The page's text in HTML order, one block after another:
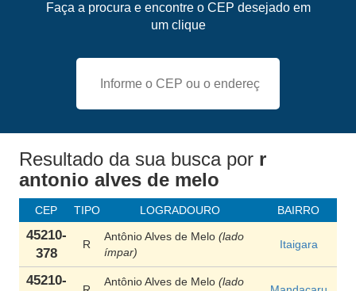
Faça a procura e encontre o CEP desejado em
um clique
Resultado da sua busca por r
antonio alves de melo
CEP TIPO LOGRADOURO BAIRRO
45210-
378
R
Antônio Alves de Melo (lado
ímpar)
Itaigara
45210-
Antônio Alves de Melo (lado